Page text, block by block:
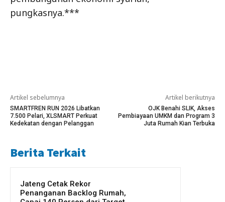
pungkasnya.***
Artikel sebelumnya
SMARTFREN RUN 2026 Libatkan
7.500 Pelari, XLSMART Perkuat
Kedekatan dengan Pelanggan
Artikel berikutnya
OJK Benahi SLIK, Akses
Pembiayaan UMKM dan Program 3
Juta Rumah Kian Terbuka
Berita Terkait
Jateng Cetak Rekor
Penanganan Backlog Rumah,